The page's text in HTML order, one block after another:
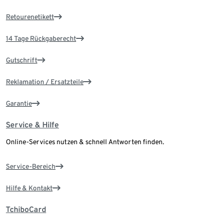
Retourenetikett
14 Tage Rückgaberecht
Gutschrift
Reklamation / Ersatzteile
Garantie
Service & Hilfe
Online-Services nutzen & schnell Antworten finden.
Service-Bereich
Hilfe & Kontakt
TchiboCard